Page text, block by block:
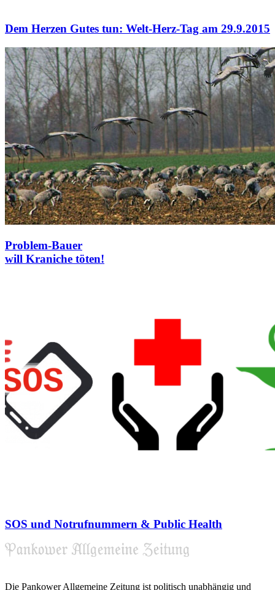
Dem Herzen Gutes tun: Welt-Herz-Tag am 29.9.2015
Problem-Bauer
will Kraniche töten!
SOS und Notrufnummern & Public Health
Die Pankower Allgemeine Zeitung ist politisch unabhängig und